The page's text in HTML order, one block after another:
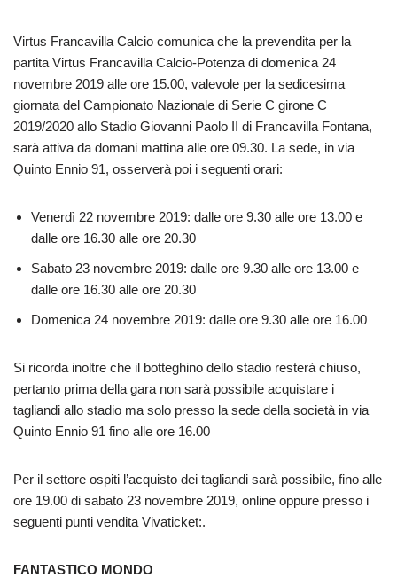
Virtus Francavilla Calcio comunica che la prevendita per la
partita Virtus Francavilla Calcio-Potenza di domenica 24
novembre 2019 alle ore 15.00, valevole per la sedicesima
giornata del Campionato Nazionale di Serie C girone C
2019/2020 allo Stadio Giovanni Paolo II di Francavilla Fontana,
sarà attiva da domani mattina alle ore 09.30. La sede, in via
Quinto Ennio 91, osserverà poi i seguenti orari:
Venerdì 22 novembre 2019: dalle ore 9.30 alle ore 13.00 e
dalle ore 16.30 alle ore 20.30
Sabato 23 novembre 2019: dalle ore 9.30 alle ore 13.00 e
dalle ore 16.30 alle ore 20.30
Domenica 24 novembre 2019: dalle ore 9.30 alle ore 16.00
Si ricorda inoltre che il botteghino dello stadio resterà chiuso,
pertanto prima della gara non sarà possibile acquistare i
tagliandi allo stadio ma solo presso la sede della società in via
Quinto Ennio 91 fino alle ore 16.00
Per il settore ospiti l’acquisto dei tagliandi sarà possibile, fino alle
ore 19.00 di sabato 23 novembre 2019, online oppure presso i
seguenti punti vendita Vivaticket:.
FANTASTICO MONDO